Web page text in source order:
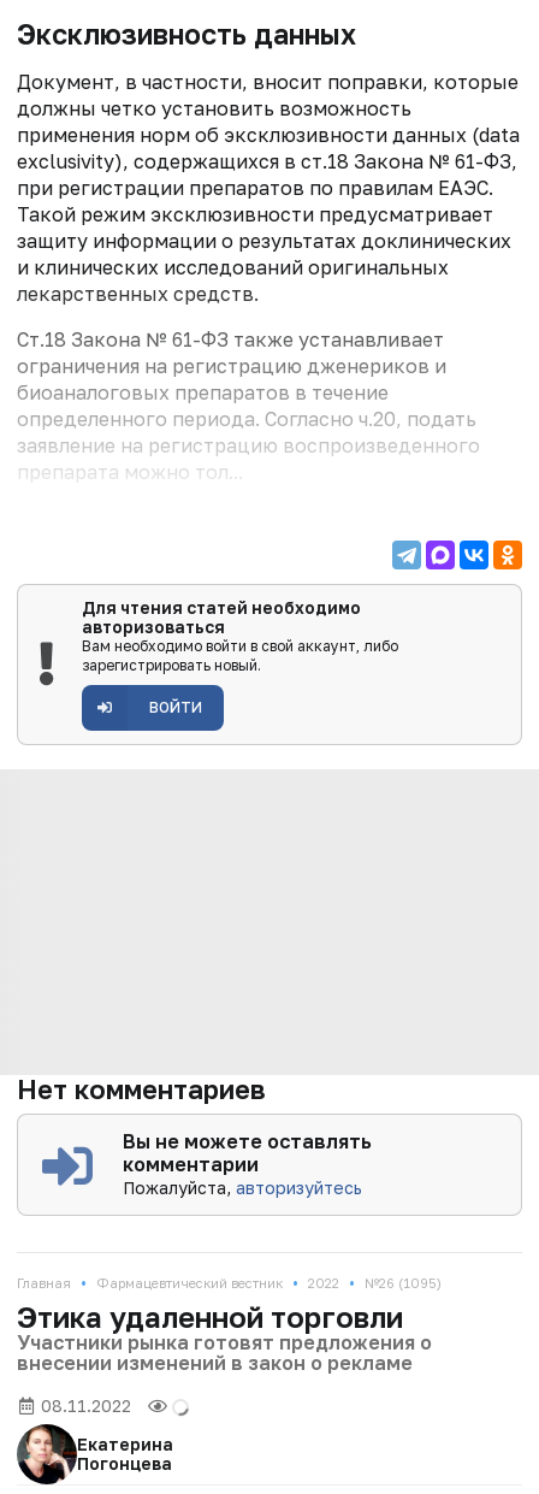
Эксклюзивность данных
Документ, в частности, вносит поправки, которые
должны четко установить возможность
применения норм об эксклюзивности данных (data
exclusivity), содержащихся в ст.18 Закона № 61-ФЗ,
при регистрации препаратов по правилам ЕАЭС.
Такой режим эксклюзивности предусматривает
защиту информации о результатах доклинических
и клинических исследований оригинальных
лекарственных средств.
Ст.18 Закона № 61-ФЗ также устанавливает
ограничения на регистрацию дженериков и
биоаналоговых препаратов в течение
определенного периода. Согласно ч.20, подать
заявление на регистрацию воспроизведенного
препарата можно тол...
Для чтения статей необходимо
авторизоваться
Вам необходимо войти в свой аккаунт, либо
зарегистрировать новый.
ВОЙТИ
Нет комментариев
Вы не можете оставлять
комментарии
Пожалуйста,авторизуйтесь
Главная • Фармацевтический вестник • 2022 • №26 (1095)
Этика удаленной торговли
Участники рынка готовят предложения о
внесении изменений в закон о рекламе
08.11.2022
Екатерина
Погонцева